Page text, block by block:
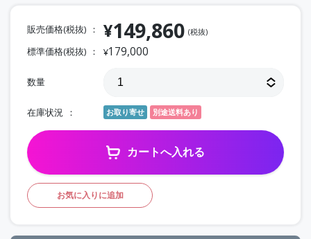
販売価格(税抜) ¥149,860 (税抜)
標準価格(税抜) ¥179,000
数量
在庫状況 お取り寄せ 別途送料あり
カートへ入れる
お気に入りに追加